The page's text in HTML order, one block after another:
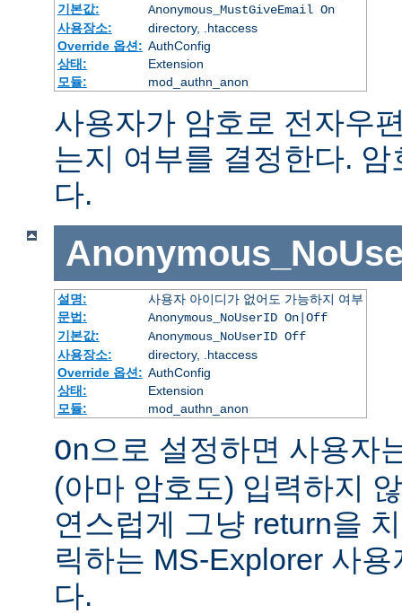
기본값:
Anonymous_MustGiveEmail On
사용장소:
directory, .htaccess
Override 옵션: AuthConfig
상태:
Extension
모듈:
mod_authn_anon
사용자가 암호로 전자우
는지 여부를 결정한다.
다.
설명:
사용자 아이디가 없어도 가능하지 여부
문법:
Anonymous_NoUserID On|Off
기본값:
Anonymous_NoUserID Off
사용장소:
directory, .htaccess
Override 옵션: AuthConfig
상태:
Extension
모듈:
mod_authn_anon
On으로 설정하면 사용자
(아마 암호도) 입력하지
연스럽게 그냥 return을
릭하는 MS-Explorer 사
다.